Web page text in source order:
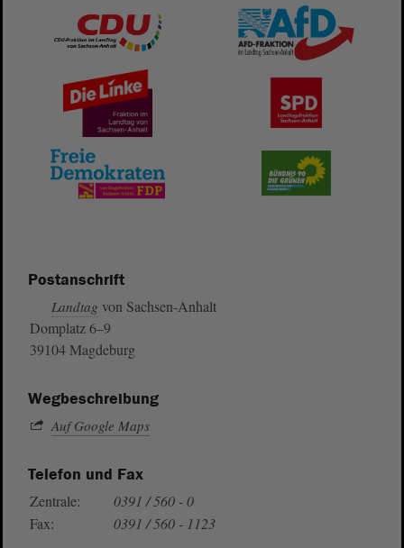
Postanschrift
Landtag von Sachsen-Anhalt
Domplatz 6–9
39104 Magdeburg
Wegbeschreibung
Auf Google Maps
Telefon und Fax
Zentrale:
0391 / 560 - 0
Fax:
0391 / 560 - 1123